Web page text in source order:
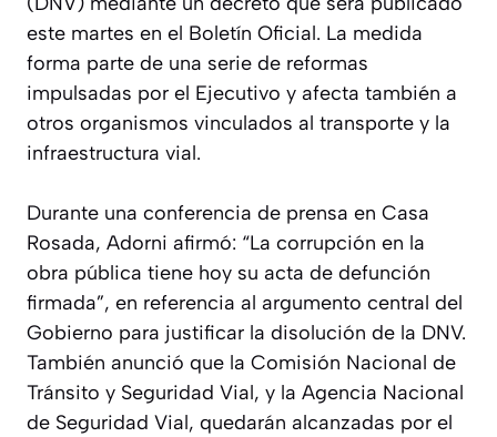
este martes en el Boletín Oficial. La medida
forma parte de una serie de reformas
impulsadas por el Ejecutivo y afecta también a
otros organismos vinculados al transporte y la
infraestructura vial.
Durante una conferencia de prensa en Casa
Rosada, Adorni afirmó: “La corrupción en la
obra pública tiene hoy su acta de defunción
firmada”, en referencia al argumento central del
Gobierno para justificar la disolución de la DNV.
También anunció que la Comisión Nacional de
Tránsito y Seguridad Vial, y la Agencia Nacional
de Seguridad Vial, quedarán alcanzadas por el